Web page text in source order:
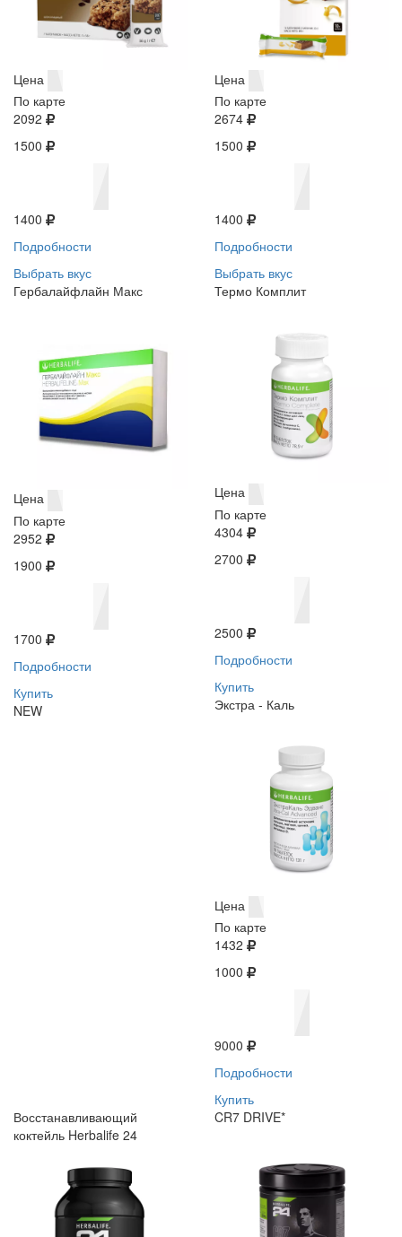
Цена
По карте
2092
1500
1400
Подробности
Выбрать вкус
Цена
По карте
2674
1500
1400
Подробности
Выбрать вкус
Гербалайфлайн Макс
Цена
По карте
2952
1900
1700
Подробности
Купить
NEW
Термо Комплит
Цена
По карте
4304
2700
2500
Подробности
Купить
Экстра - Каль
Цена
По карте
1432
1000
9000
Подробности
Купить
Восстанавливающий
коктейль Herbalife 24
CR7 DRIVE*